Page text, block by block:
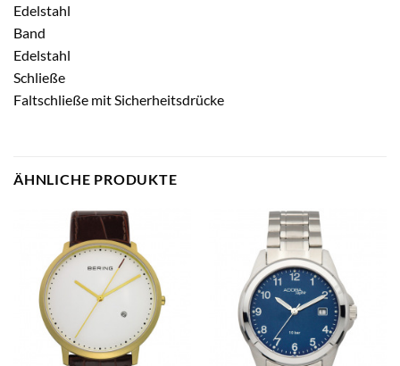
Edelstahl
Band
Edelstahl
Schließe
Faltschließe mit Sicherheitsdrücke
ÄHNLICHE PRODUKTE